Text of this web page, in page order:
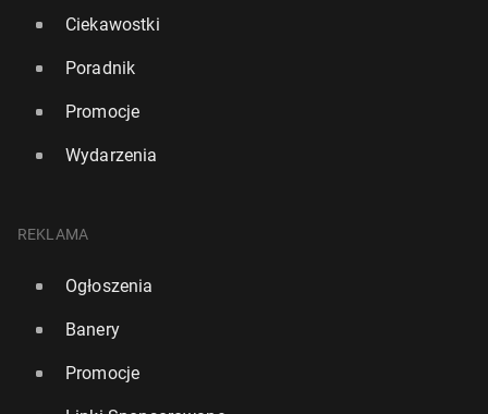
Ciekawostki
Poradnik
Promocje
Wydarzenia
REKLAMA
Ogłoszenia
Banery
Promocje